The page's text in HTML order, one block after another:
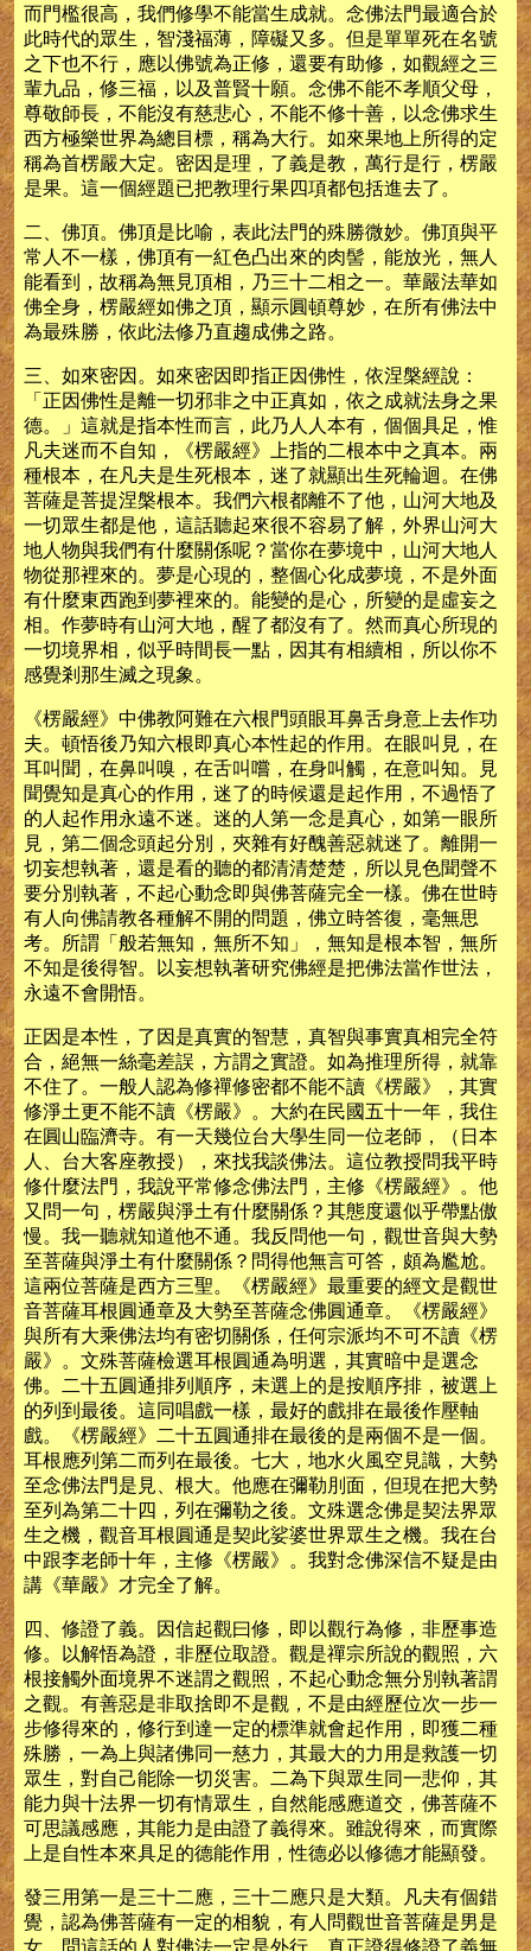
而門檻很高，我們修學不能當生成就。念佛法門最適合於
此時代的眾生，智淺福薄，障礙又多。但是單單死在名號
之下也不行，應以佛號為正修，還要有助修，如觀經之三
輩九品，修三福，以及普賢十願。念佛不能不孝順父母，
尊敬師長，不能沒有慈悲心，不能不修十善，以念佛求生
西方極樂世界為總目標，稱為大行。如來果地上所得的定
稱為首楞嚴大定。密因是理，了義是教，萬行是行，楞嚴
是果。這一個經題已把教理行果四項都包括進去了。
二、佛頂。佛頂是比喻，表此法門的殊勝微妙。佛頂與平
常人不一樣，佛頂有一紅色凸出來的肉髻，能放光，無人
能看到，故稱為無見頂相，乃三十二相之一。華嚴法華如
佛全身，楞嚴經如佛之頂，顯示圓頓尊妙，在所有佛法中
為最殊勝，依此法修乃直趨成佛之路。
三、如來密因。如來密因即指正因佛性，依涅槃經說：
「正因佛性是離一切邪非之中正真如，依之成就法身之果
德。」這就是指本性而言，此乃人人本有，個個具足，惟
凡夫迷而不自知，《楞嚴經》上指的二根本中之真本。兩
種根本，在凡夫是生死根本，迷了就顯出生死輪迴。在佛
菩薩是菩提涅槃根本。我們六根都離不了他，山河大地及
一切眾生都是他，這話聽起來很不容易了解，外界山河大
地人物與我們有什麼關係呢？當你在夢境中，山河大地人
物從那裡來的。夢是心現的，整個心化成夢境，不是外面
有什麼東西跑到夢裡來的。能變的是心，所變的是虛妄之
相。作夢時有山河大地，醒了都沒有了。然而真心所現的
一切境界相，似乎時間長一點，因其有相續相，所以你不
感覺剎那生滅之現象。
《楞嚴經》中佛教阿難在六根門頭眼耳鼻舌身意上去作功
夫。頓悟後乃知六根即真心本性起的作用。在眼叫見，在
耳叫聞，在鼻叫嗅，在舌叫嚐，在身叫觸，在意叫知。見
聞覺知是真心的作用，迷了的時候還是起作用，不過悟了
的人起作用永遠不迷。迷的人第一念是真心，如第一眼所
見，第二個念頭起分別，夾雜有好醜善惡就迷了。離開一
切妄想執著，還是看的聽的都清清楚楚，所以見色聞聲不
要分別執著，不起心動念即與佛菩薩完全一樣。佛在世時
有人向佛請教各種解不開的問題，佛立時答復，毫無思
考。所謂「般若無知，無所不知」，無知是根本智，無所
不知是後得智。以妄想執著研究佛經是把佛法當作世法，
永遠不會開悟。
正因是本性，了因是真實的智慧，真智與事實真相完全符
合，絕無一絲毫差誤，方謂之實證。如為推理所得，就靠
不住了。一般人認為修禪修密都不能不讀《楞嚴》，其實
修淨土更不能不讀《楞嚴》。大約在民國五十一年，我住
在圓山臨濟寺。有一天幾位台大學生同一位老師，（日本
人、台大客座教授），來找我談佛法。這位教授問我平時
修什麼法門，我說平常修念佛法門，主修《楞嚴經》。他
又問一句，楞嚴與淨土有什麼關係？其態度還似乎帶點傲
慢。我一聽就知道他不通。我反問他一句，觀世音與大勢
至菩薩與淨土有什麼關係？問得他無言可答，頗為尷尬。
這兩位菩薩是西方三聖。《楞嚴經》最重要的經文是觀世
音菩薩耳根圓通章及大勢至菩薩念佛圓通章。《楞嚴經》
與所有大乘佛法均有密切關係，任何宗派均不可不讀《楞
嚴》。文殊菩薩檢選耳根圓通為明選，其實暗中是選念
佛。二十五圓通排列順序，未選上的是按順序排，被選上
的列到最後。這同唱戲一樣，最好的戲排在最後作壓軸
戲。《楞嚴經》二十五圓通排在最後的是兩個不是一個。
耳根應列第二而列在最後。七大，地水火風空見識，大勢
至念佛法門是見、根大。他應在彌勒刖面，但現在把大勢
至列為第二十四，列在彌勒之後。文殊選念佛是契法界眾
生之機，觀音耳根圓通是契此娑婆世界眾生之機。我在台
中跟李老師十年，主修《楞嚴》。我對念佛深信不疑是由
講《華嚴》才完全了解。
四、修證了義。因信起觀曰修，即以觀行為修，非歷事造
修。以解悟為證，非歷位取證。觀是禪宗所說的觀照，六
根接觸外面境界不迷謂之觀照，不起心動念無分別執著謂
之觀。有善惡是非取捨即不是觀，不是由經歷位次一步一
步修得來的，修行到達一定的標準就會起作用，即獲二種
殊勝，一為上與諸佛同一慈力，其最大的力用是救護一切
眾生，對自己能除一切災害。二為下與眾生同一悲仰，其
能力與十法界一切有情眾生，自然能感應道交，佛菩薩不
可思議感應，其能力是由證了義得來。雖說得來，而實際
上是自性本來具足的德能作用，性德必以修德才能顯發。
發三用第一是三十二應，三十二應只是大類。凡夫有個錯
覺，認為佛菩薩有一定的相貌，有人問觀世音菩薩是男是
女，問這話的人對佛法一定是外行。真正證得修證了義無